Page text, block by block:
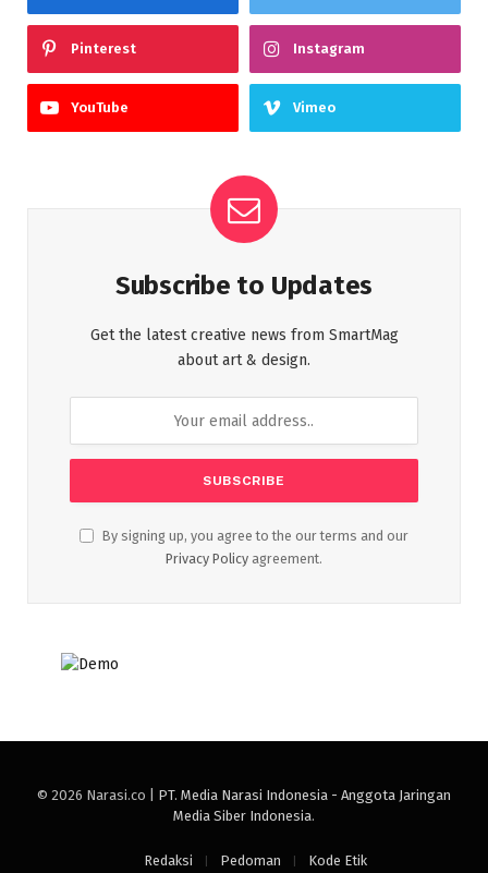
Pinterest Instagram
YouTube Vimeo
Subscribe to Updates
Get the latest creative news from SmartMag
about art & design.
By signing up, you agree to the our terms and our
Privacy Policy agreement.
© 2026 Narasi.co | PT. Media Narasi Indonesia - Anggota Jaringan
Media Siber Indonesia.
Redaksi Pedoman Kode Etik